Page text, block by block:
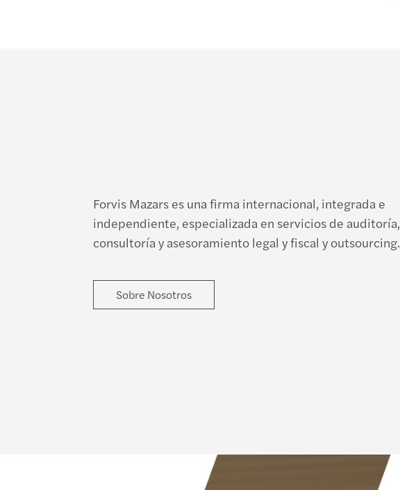
Forvis Mazars es una firma internacional, integrada e
independiente, especializada en servicios de auditoría,
consultoría y asesoramiento legal y fiscal y outsourcing.
Sobre Nosotros